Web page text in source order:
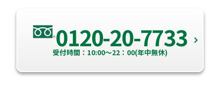
0120-20-7733
受付時間：10:00～22：00(年中無休)